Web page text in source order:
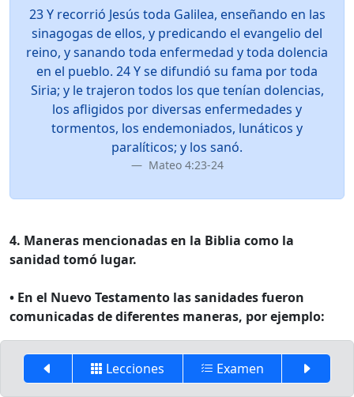
23 Y recorrió Jesús toda Galilea, enseñando en las
sinagogas de ellos, y predicando el evangelio del
reino, y sanando toda enfermedad y toda dolencia
en el pueblo. 24 Y se difundió su fama por toda
Siria; y le trajeron todos los que tenían dolencias,
los afligidos por diversas enfermedades y
tormentos, los endemoniados, lunáticos y
paralíticos; y los sanó.
Mateo 4:23-24
4. Maneras mencionadas en la Biblia como la
sanidad tomó lugar.
• En el Nuevo Testamento las sanidades fueron
comunicadas de diferentes maneras, por ejemplo:
En algunos casos Cristo simplemente declaró a la
persona sana.
Lecciones Examen